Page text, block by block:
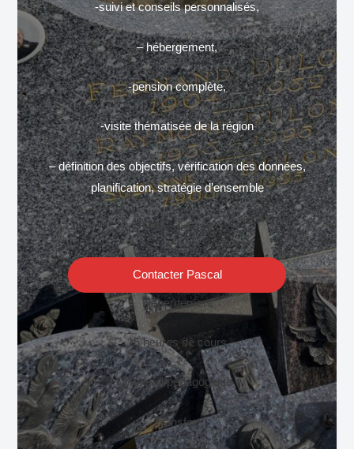
-suivi et conseils personnalisés,
– hébergement,
-pension complète,
-visite thématisée de la région
– définition des objectifs, vérification des données,
planification, stratégie d’ensemble
Hébergement
Contacter Pascal
Hébergement
15 heures de cours
Matériel pédagogique
Transfert